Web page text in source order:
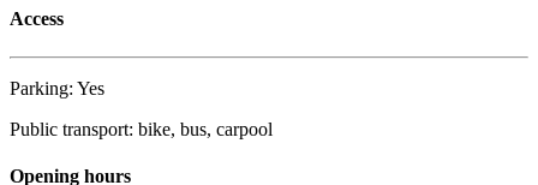
Access
Parking: Yes
Public transport: bike, bus, carpool
Opening hours